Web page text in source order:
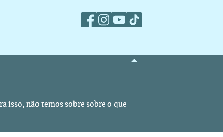
isso, não temos sobre sobre o que